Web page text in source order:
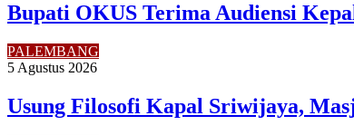
Bupati OKUS Terima Audiensi
PALEMBANG
5 Agustus 2026
Usung Filosofi Kapal Sriwijaya,